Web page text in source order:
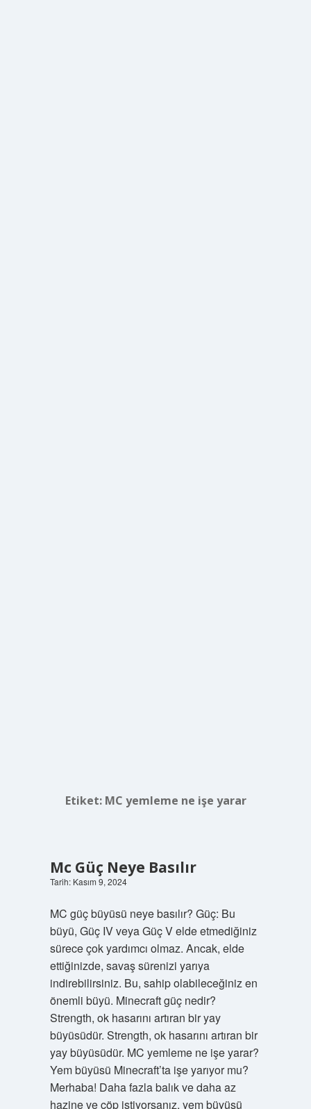
Etiket: MC yemleme ne işe yarar
Mc Güç Neye Basılır
Tarih: Kasım 9, 2024
MC güç büyüsü neye basılır? Güç: Bu
büyü, Güç IV veya Güç V elde etmediğiniz
sürece çok yardımcı olmaz. Ancak, elde
ettiğinizde, savaş sürenizi yarıya
indirebilirsiniz. Bu, sahip olabileceğiniz en
önemli büyü. Minecraft güç nedir?
Strength, ok hasarını artıran bir yay
büyüsüdür. Strength, ok hasarını artıran bir
yay büyüsüdür. MC yemleme ne işe yarar?
Yem büyüsü Minecraft’ta işe yarıyor mu?
Merhaba! Daha fazla balık ve daha az
hazine ve çöp istiyorsanız, yem büyüsü